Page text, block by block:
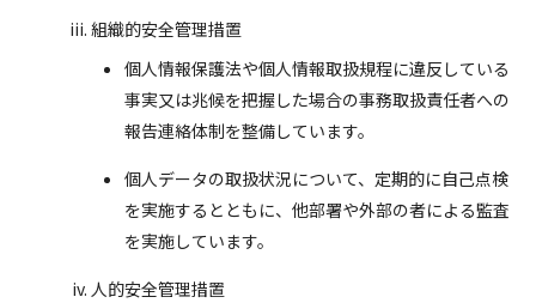
組織的安全管理措置
個人情報保護法や個人情報取扱規程に違反している
事実又は兆候を把握した場合の事務取扱責任者への
報告連絡体制を整備しています。
個人データの取扱状況について、定期的に自己点検
を実施するとともに、他部署や外部の者による監査
を実施しています。
人的安全管理措置